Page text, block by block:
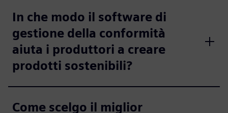
In che modo il software di
gestione della conformità
aiuta i produttori a creare
prodotti sostenibili?
Come scelgo il miglior